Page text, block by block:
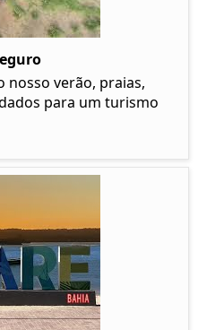
nosso verão, praias,
para um turismo